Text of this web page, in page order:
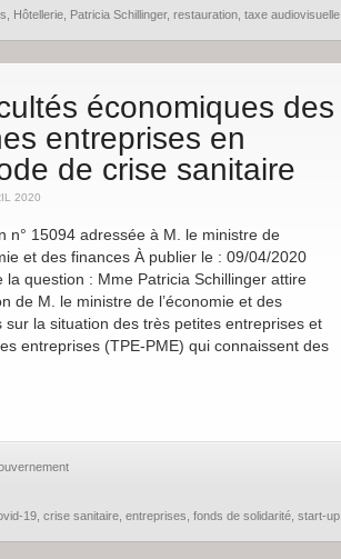
Hôtellerie Patricia Schillinger, restauration taxe audiovisuelle
économiques des
entreprises en
de crise sanitaire
2020
n° 15094 adressée à M. le ministre de
et des finances À publier le : 09/04/2020
la question : Mme Patricia Schillinger attire
de M. le ministre de l’économie et des
sur la situation des très petites entreprises et
entreprises (TPE-PME) qui connaissent des
19 crise sanitaire entreprises fonds de solidarité start-up